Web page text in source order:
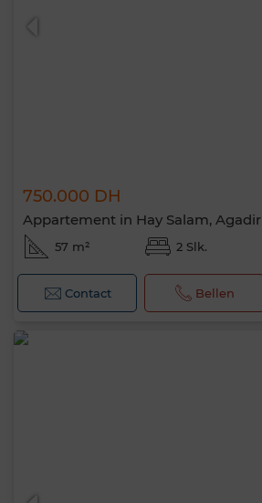
750.000 DH
Appartement in Hay Salam, Agadir
57 m² 2 Slk.
Contact Bellen